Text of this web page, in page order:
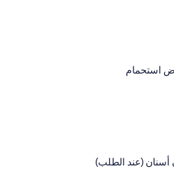
استحمام
(عند الطلب)